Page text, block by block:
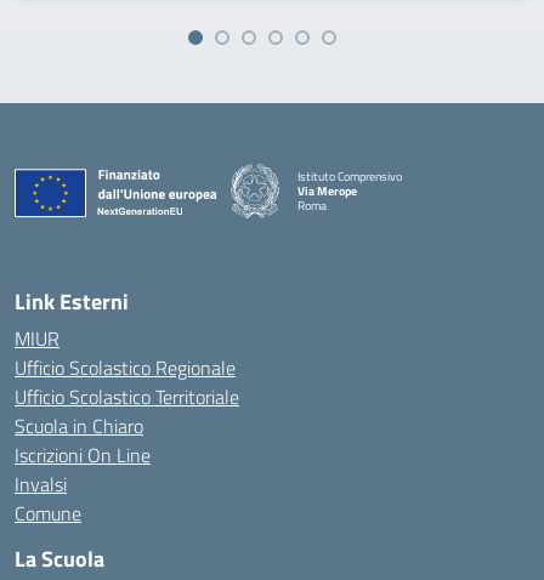
Istituto Comprensivo
Via Merope
Roma
Link Esterni
MIUR
Ufficio Scolastico Regionale
Ufficio Scolastico Territoriale
Scuola in Chiaro
Iscrizioni On Line
Invalsi
Comune
La Scuola